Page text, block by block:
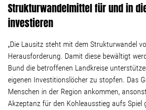
Strukturwandelmittel für und in
investieren
„Die Lausitz steht mit dem Strukturwandel
Herausforderung. Damit diese bewältigt
Bund die betroffenen Landkreise
eigenen Investitionslöcher zu stopfen. Das
Menschen in der Region ankommen,
Akzeptanz für den Kohleausstieg aufs Spiel